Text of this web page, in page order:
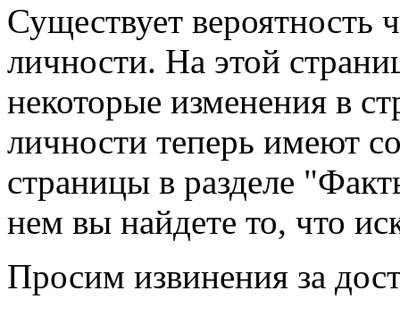
Существует вероятность
личности. На этой
некоторые изменения в
личности теперь имеют
страницы в разделе
нем вы найдете то, что
Просим извинения за